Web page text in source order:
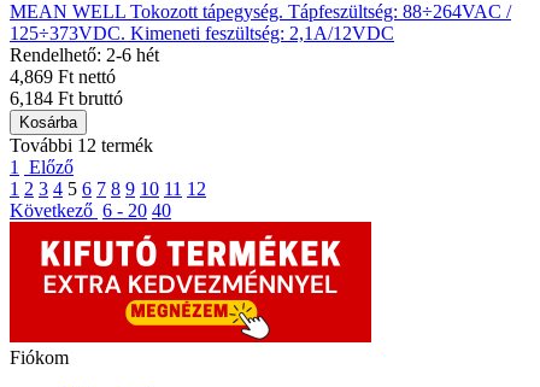
MEAN WELL Tokozott tápegység. Tápfeszültség: 88÷264VAC /
125÷373VDC. Kimeneti feszültség: 2,1A/12VDC
Rendelhető: 2-6 hét
4,869 Ft nettó
6,184 Ft bruttó
Kosárba
További 12 termék
1
Előző
1 2 3 4 5 6 7 8 9 10 11 12
Következő 6 - 20 40
Fiókom